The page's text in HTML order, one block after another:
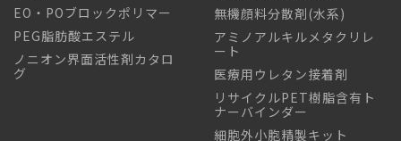
EO・POブロックポリマー
PEG脂肪酸エステル
ノニオン界面活性剤カタロ
グ
無機顔料分散剤(水系)
アミノアルキルメタクリレ
ート
医療用ウレタン接着剤
リサイクルPET樹脂含有ト
ナーバインダー
細胞外小胞精製キット